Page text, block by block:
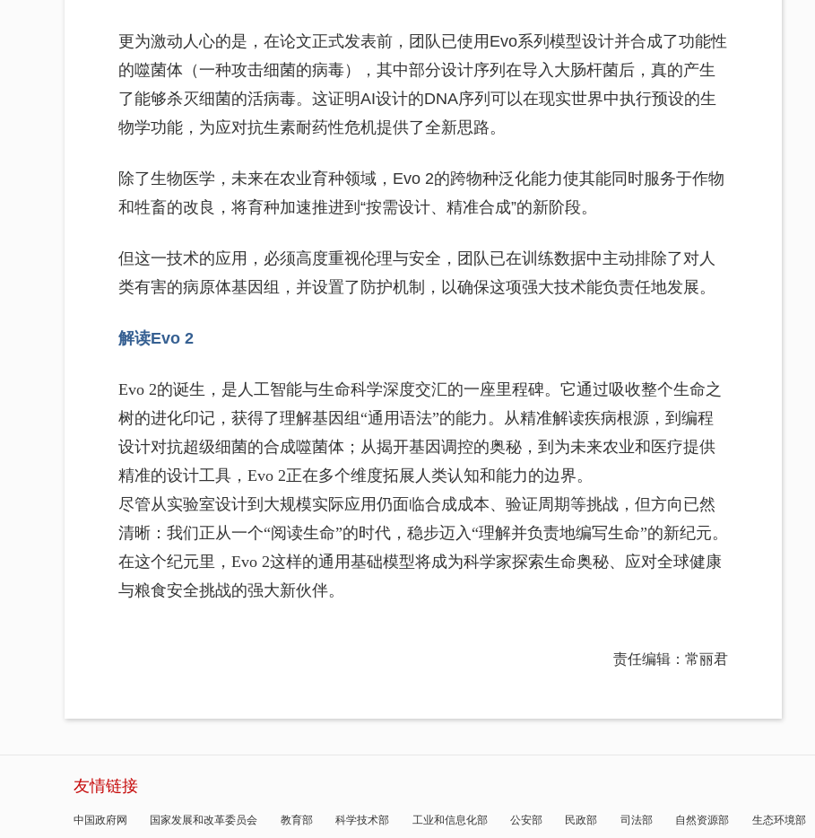
更为激动人心的是，在论文正式发表前，团队已使用Evo系列模型设计并合成了功能性
的噬菌体（一种攻击细菌的病毒），其中部分设计序列在导入大肠杆菌后，真的产生
了能够杀灭细菌的活病毒。这证明AI设计的DNA序列可以在现实世界中执行预设的生
物学功能，为应对抗生素耐药性危机提供了全新思路。
除了生物医学，未来在农业育种领域，Evo 2的跨物种泛化能力使其能同时服务于作物
和牲畜的改良，将育种加速推进到“按需设计、精准合成”的新阶段。
但这一技术的应用，必须高度重视伦理与安全，团队已在训练数据中主动排除了对人
类有害的病原体基因组，并设置了防护机制，以确保这项强大技术能负责任地发展。
解读Evo 2
Evo 2的诞生，是人工智能与生命科学深度交汇的一座里程碑。它通过吸收整个生命之
树的进化印记，获得了理解基因组“通用语法”的能力。从精准解读疾病根源，到编程
设计对抗超级细菌的合成噬菌体；从揭开基因调控的奥秘，到为未来农业和医疗提供
精准的设计工具，Evo 2正在多个维度拓展人类认知和能力的边界。
尽管从实验室设计到大规模实际应用仍面临合成成本、验证周期等挑战，但方向已然
清晰：我们正从一个“阅读生命”的时代，稳步迈入“理解并负责地编写生命”的新纪元。
在这个纪元里，Evo 2这样的通用基础模型将成为科学家探索生命奥秘、应对全球健康
与粮食安全挑战的强大新伙伴。
责任编辑：常丽君
友情链接
中国政府网 国家发展和改革委员会 教育部 科学技术部 工业和信息化部 公安部 民政部 司法部 自然资源部 生态环境部